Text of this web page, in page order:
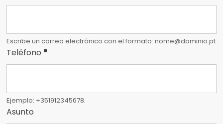
electrónico
teléfono
Escribe un correo electrónico con el formato: nome@dominio.pt
Teléfono
Ejemplo: +351912345678.
Asuntos
Asunto